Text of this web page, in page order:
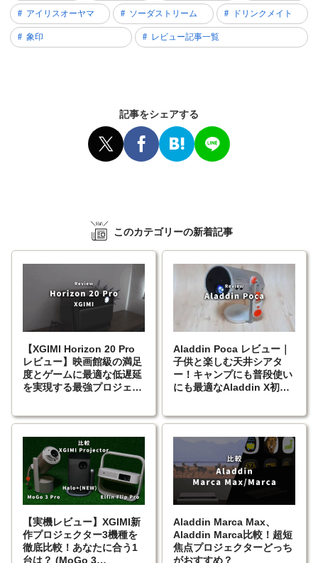
アイリスオーヤマ ソーダストリーム ドリンクメイト
象印 レビュー記事一覧
記事をシェアする
このカテゴリーの新着記事
【XGIMI Horizon 20 Pro
レビュー】映画館級の満足
度とゲームに最適な低遅延
を実現する最強プロジェク
Aladdin Poca レビュー｜
子供と楽しむ天井シアタ
ー！キャンプにも普段使い
にも最適なAladdin X初の
【実機レビュー】XGIMI新
作プロジェクター3機種を
徹底比較！あなたに合う1
台は？ (MoGo 3
Aladdin Marca Max、
Aladdin Marca比較！超短
焦点プロジェクターどっち
がおすすめ？